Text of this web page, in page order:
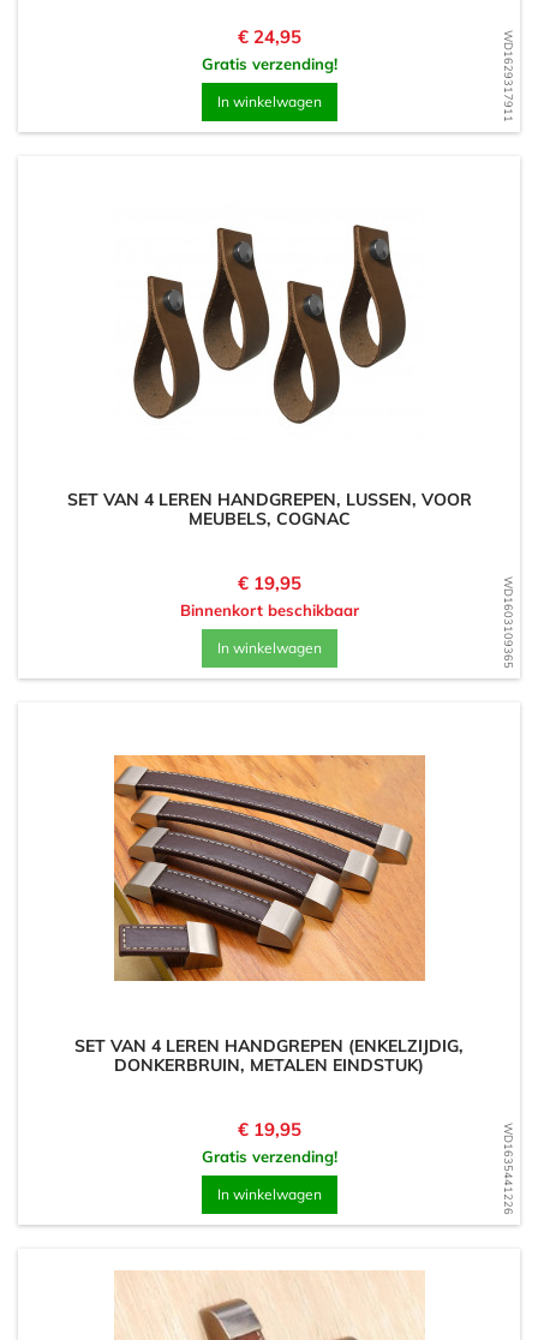
WD1629317911
Prijs
€ 24,95
Gratis verzending!
In winkelwagen
WD1603109365
SET VAN 4 LEREN HANDGREPEN, LUSSEN, VOOR
MEUBELS, COGNAC
Prijs
€ 19,95
Binnenkort beschikbaar
In winkelwagen
WD1635441226
SET VAN 4 LEREN HANDGREPEN (ENKELZIJDIG,
DONKERBRUIN, METALEN EINDSTUK)
Prijs
€ 19,95
Gratis verzending!
In winkelwagen